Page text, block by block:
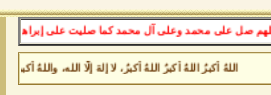
على محمد وعلى آل محمد كما صليت على إبراهيم وعلى آل
اللهُ أكبرُ اللهُ أكبرُ اللهُ أكبرُ، لا إلهَ إلَّا الله، واللهُ